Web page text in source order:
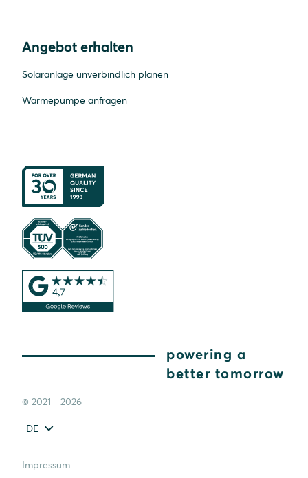
Angebot erhalten
Solaranlage unverbindlich planen
Wärmepumpe anfragen
powering a
better tomorrow
© 2021 - 2026
DE
Impressum